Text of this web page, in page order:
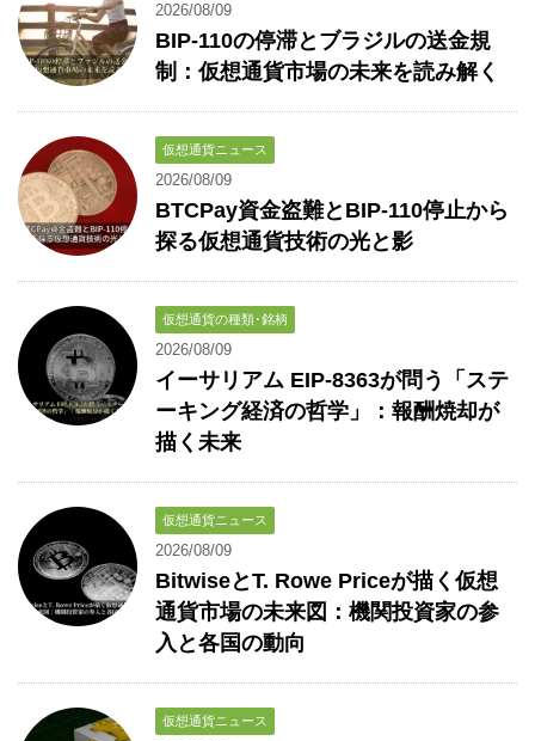
2026/08/09
BIP-110の停滞とブラジルの送金規
制：仮想通貨市場の未来を読み解く
仮想通貨ニュース
2026/08/09
BTCPay資金盗難とBIP-110停止から
探る仮想通貨技術の光と影
仮想通貨の種類･銘柄
2026/08/09
イーサリアム EIP-8363が問う「ステ
ーキング経済の哲学」：報酬焼却が
描く未来
仮想通貨ニュース
2026/08/09
BitwiseとT. Rowe Priceが描く仮想
通貨市場の未来図：機関投資家の参
入と各国の動向
仮想通貨ニュース